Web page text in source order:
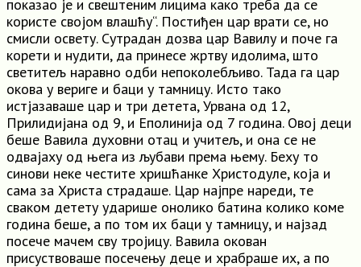
показао је и свештеним лицима како треба да се
користе својом влашћу“. Постиђен цар врати се, но
смисли освету. Сутрадан дозва цар Вавилу и поче га
корети и нудити, да принесе жртву идолима, што
светитељ наравно одби непоколебљиво. Тада га цар
окова у вериге и баци у тамницу. Исто тако
истјазаваше цар и три детета, Урвана од 12,
Прилидијана од 9, и Еполинија од 7 година. Овој деци
беше Вавила духовни отац и учитељ, и она се не
одвајаху од њега из љубави према њему. Беху то
синови неке честите хришћанке Христодуле, која и
сама за Христа страдаше. Цар најпре нареди, те
сваком детету ударише онолико батина колико коме
година беше, а по том их баци у тамницу, и најзад
посече мачем сву тројицу. Вавила окован
присуствоваше посечењу деце и храбраше их, а по